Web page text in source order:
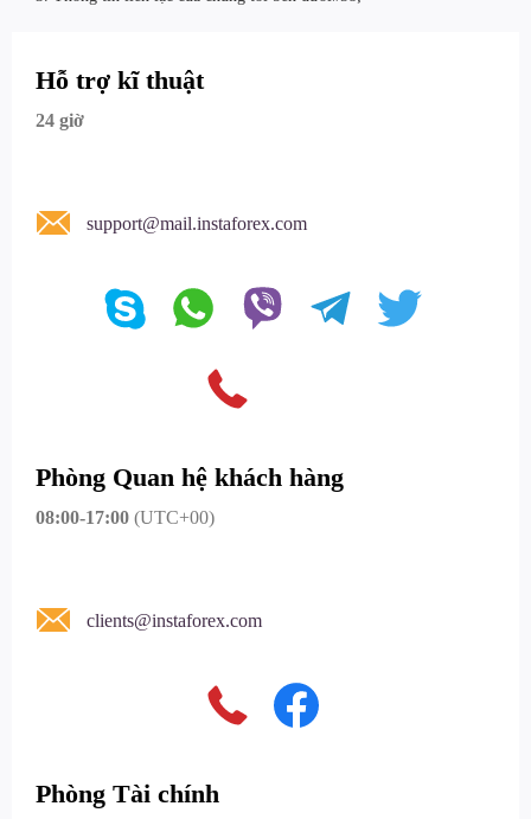
Hỗ trợ kĩ thuật
24 giờ
support@mail.instaforex.com
Phòng Quan hệ khách hàng
08:00-17:00 (UTC+00)
clients@instaforex.com
Phòng Tài chính